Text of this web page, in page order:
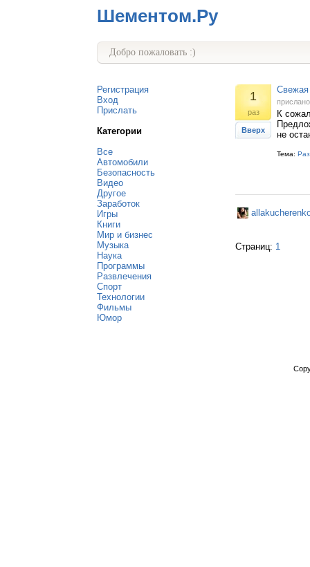
Шементом.Ру
Добро пожаловать :)
Регистрация
Вход
Прислать
Категории
Все
Автомобили
Безопасность
Видео
Другое
Заработок
Игры
Книги
Мир и бизнес
Музыка
Наука
Программы
Развлечения
Спорт
Технологии
Фильмы
Юмор
1
раз
Вверх
Свежая
К
не
Тема:
Страниц: 1